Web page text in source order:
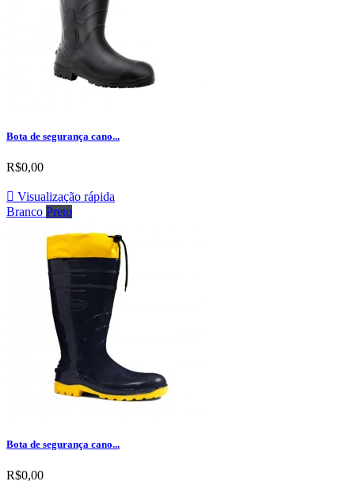
Bota de segurança cano...
R$0,00
 Visualização rápida
Branco Preto
Bota de segurança cano...
R$0,00